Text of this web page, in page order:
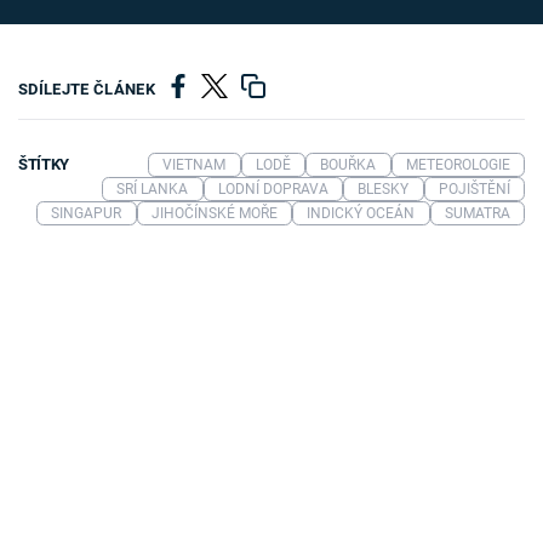
SDÍLEJTE ČLÁNEK
ŠTÍTKY VIETNAM LODĚ BOUŘKA
METEOROLOGIE
SRÍ LANKA
LODNÍ DOPRAVA BLESKY
POJIŠTĚNÍ
SINGAPUR
JIHOČÍNSKÉ MOŘE INDICKÝ OCEÁN SUMATRA